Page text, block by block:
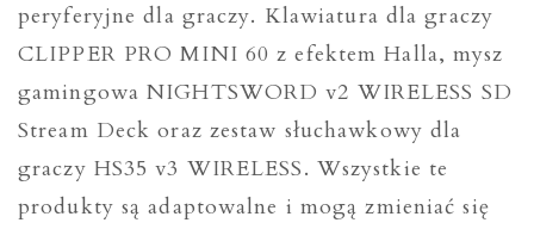
peryferyjne dla graczy. Klawiatura dla graczy
CLIPPER PRO MINI 60 z efektem Halla, mysz
gamingowa NIGHTSWORD v2 WIRELESS SD
Stream Deck oraz zestaw słuchawkowy dla
graczy HS35 v3 WIRELESS. Wszystkie te
produkty są adaptowalne i mogą zmieniać się